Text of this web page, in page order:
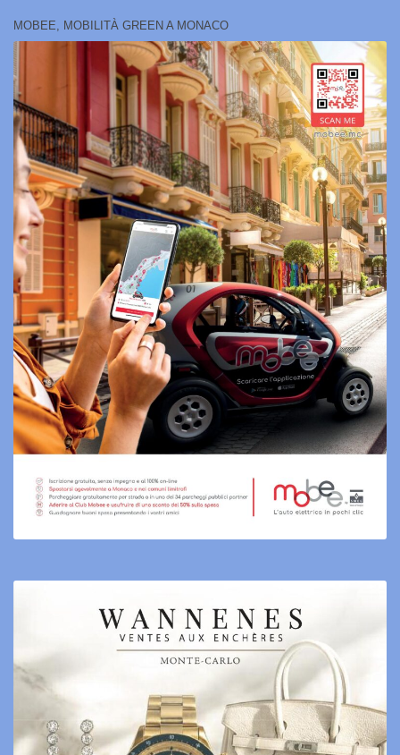
MOBEE, MOBILITÀ GREEN A MONACO